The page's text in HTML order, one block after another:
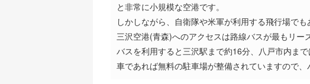
と非常に小規模な空港です。
しかしながら、自衛隊や米軍が利用する飛行場で
三沢空港(青森)へのアクセスは路線バスが最もリー
バスを利用すると三沢駅まで約16分、八戸市内まで
車であれば無料の駐車場が整備されていますので、